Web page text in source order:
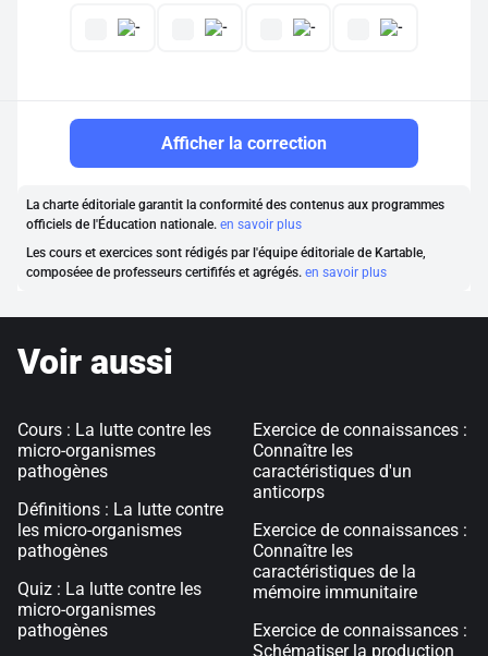
Afficher la correction
La charte éditoriale garantit la conformité des contenus aux programmes
officiels de l'Éducation nationale. en savoir plus
Les cours et exercices sont rédigés par l'équipe éditoriale de Kartable,
composéee de professeurs certififés et agrégés. en savoir plus
Voir aussi
Cours : La lutte contre les
micro-organismes
pathogènes
Définitions : La lutte contre
les micro-organismes
pathogènes
Quiz : La lutte contre les
micro-organismes
pathogènes
Exercice de connaissances :
Connaître les
caractéristiques d'un
anticorps
Exercice de connaissances :
Connaître les
caractéristiques de la
mémoire immunitaire
Exercice de connaissances :
Schématiser la production